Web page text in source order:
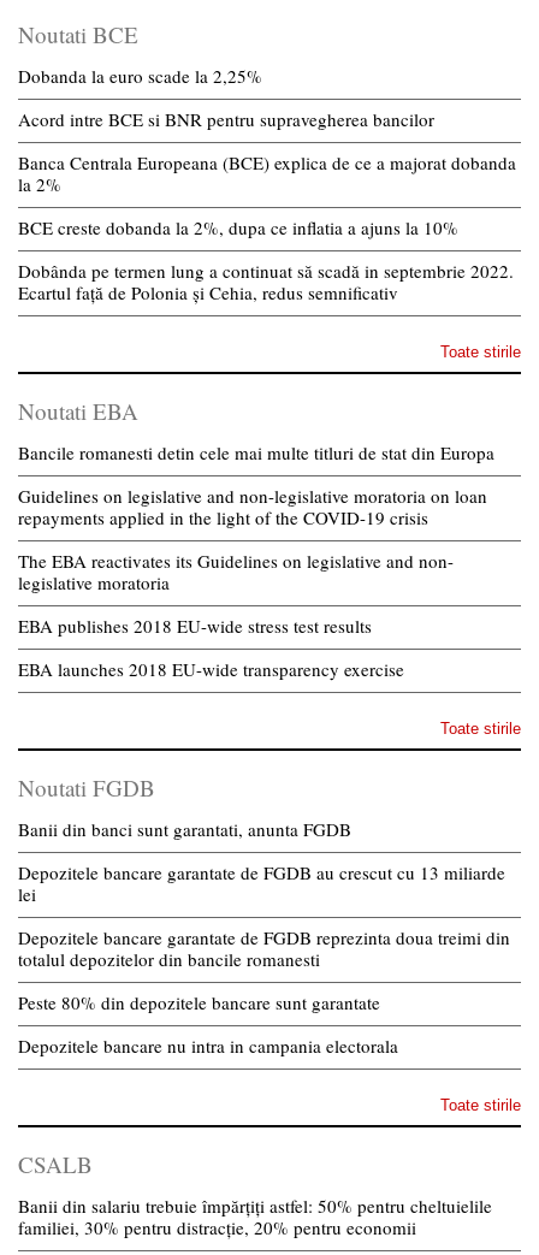
Noutati BCE
Dobanda la euro scade la 2,25%
Acord intre BCE si BNR pentru supravegherea bancilor
Banca Centrala Europeana (BCE) explica de ce a majorat dobanda
la 2%
BCE creste dobanda la 2%, dupa ce inflatia a ajuns la 10%
Dobânda pe termen lung a continuat să scadă in septembrie 2022.
Ecartul față de Polonia și Cehia, redus semnificativ
Toate stirile
Noutati EBA
Bancile romanesti detin cele mai multe titluri de stat din Europa
Guidelines on legislative and non-legislative moratoria on loan
repayments applied in the light of the COVID-19 crisis
The EBA reactivates its Guidelines on legislative and non-
legislative moratoria
EBA publishes 2018 EU-wide stress test results
EBA launches 2018 EU-wide transparency exercise
Toate stirile
Noutati FGDB
Banii din banci sunt garantati, anunta FGDB
Depozitele bancare garantate de FGDB au crescut cu 13 miliarde
lei
Depozitele bancare garantate de FGDB reprezinta doua treimi din
totalul depozitelor din bancile romanesti
Peste 80% din depozitele bancare sunt garantate
Depozitele bancare nu intra in campania electorala
Toate stirile
CSALB
Banii din salariu trebuie împărțiți astfel: 50% pentru cheltuielile
familiei, 30% pentru distracție, 20% pentru economii